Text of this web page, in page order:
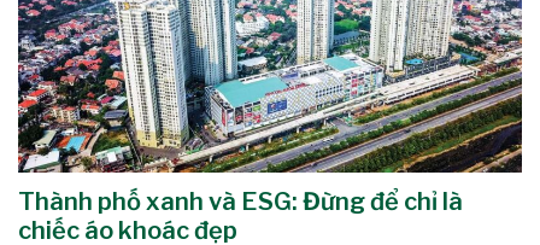
Thành phố xanh và ESG: Đừng để chỉ là
chiếc áo khoác đẹp